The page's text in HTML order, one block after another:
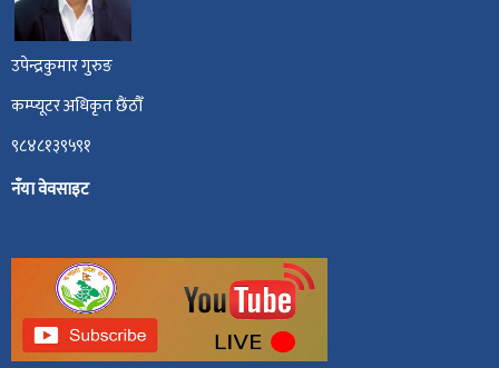
उपेन्द्रकुमार गुरुङ
कम्प्यूटर अधिकृत छैंठौँ
९८४८१३९५९१
नँया वेवसाइट